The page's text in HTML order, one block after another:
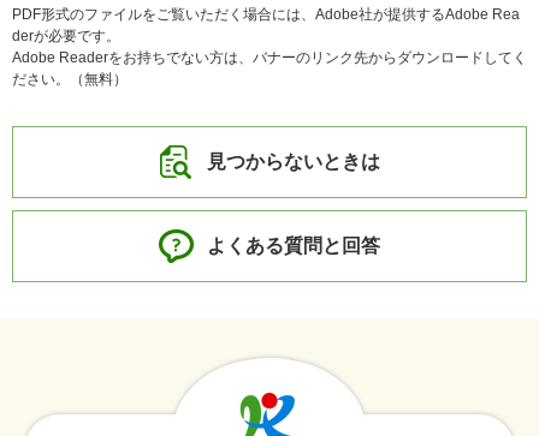
PDF形式のファイルをご覧いただく場合には、Adobe社が提供するAdobe Rea
derが必要です。
Adobe Readerをお持ちでない方は、バナーのリンク先からダウンロードしてく
ださい。（無料）
見つからないときは
よくある質問と回答